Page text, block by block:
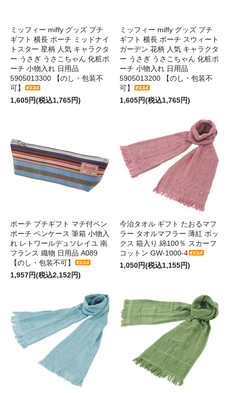
ミッフィー miffy グッズ プチ
ギフト 横長 ポーチ ミッドナイ
トスター 星柄 人気 キャラクタ
ー うさぎ うさこちゃん 化粧ポ
ーチ 小物入れ 日用品
5905013300 【のし・包装不
可】
1,605円(税込1,765円)
ミッフィー miffy グッズ プチ
ギフト 横長 ポーチ スウィート
ガーデン 花柄 人気 キャラクタ
ー うさぎ うさこちゃん 化粧ポ
ーチ 小物入れ 日用品
5905013200 【のし・包装不
可】
1,605円(税込1,765円)
ポーチ プチギフト マチ付ペン
ポーチ ペンケース 筆箱 小物入
れ レトワールデュソレイユ 南
フランス 織物 日用品 A089
【のし・包装不可】
1,957円(税込2,152円)
今治タオル ギフト たおるマフ
ラー タオルマフラー 薄紅 ボッ
クス 箱入り 綿100％ スカーフ
コットン GW-1000-4
1,050円(税込1,155円)